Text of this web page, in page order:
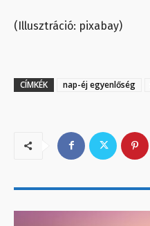
(Illusztráció: pixabay)
CÍMKÉK nap-éj egyenlőség